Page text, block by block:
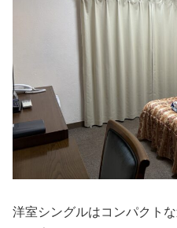
洋室シングルはコンパクト